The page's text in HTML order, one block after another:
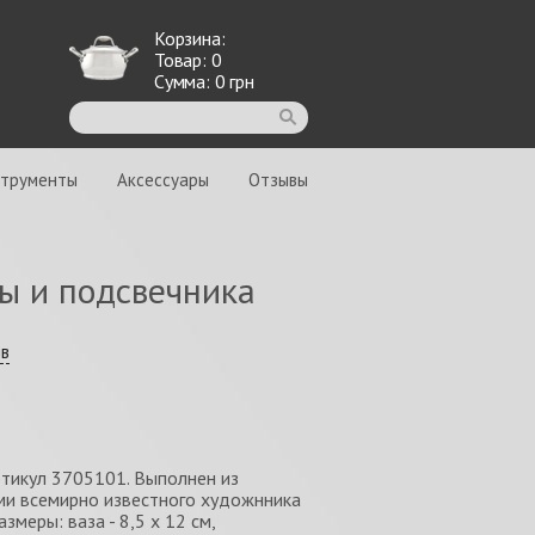
Корзина:
Товар: 0
Сумма: 0 грн
Аксессуары Отзывы
и подсвечника
3705101. Выполнен из
всемирно известного художнника
ваза - 8,5 х 12 см,